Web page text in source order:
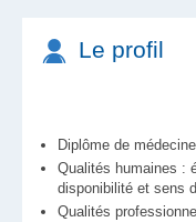
Le profil
Diplôme de
Qualités humaines :
disponibilité et sens
Qualités